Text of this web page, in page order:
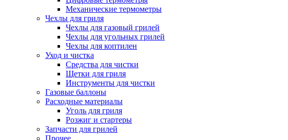
Механические термометры
Чехлы для гриля
Чехлы для газовый грилей
Чехлы для угольных грилей
Чехлы для коптилен
Уход и чистка
Средства для чистки
Щетки для гриля
Инструменты для чистки
Газовые баллоны
Расходные материалы
Уголь для гриля
Розжиг и стартеры
Запчасти для грилей
Прочее